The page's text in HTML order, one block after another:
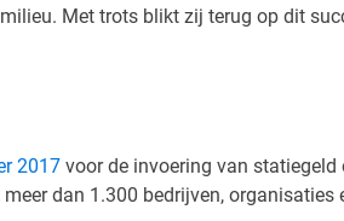
Met trots blikt zij terug op dit
2017 voor de invoering van
dan 1.300 bedrijven, organisaties